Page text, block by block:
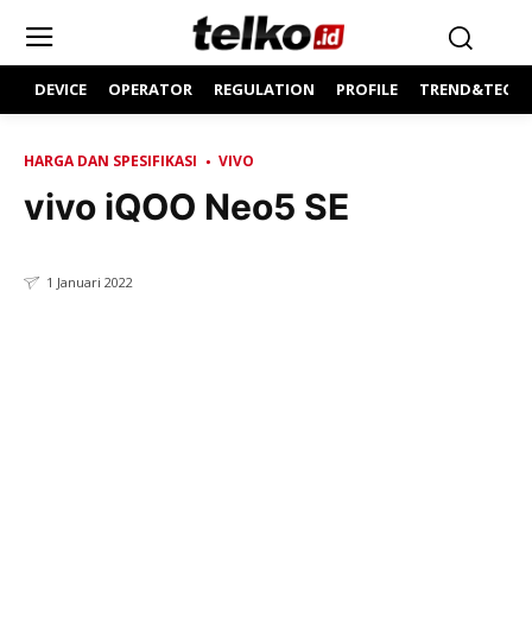
DEVICE OPERATOR REGULATION PROFILE
HARGA DAN SPESIFIKASI VIVO
vivo iQOO Neo5 SE
1 Januari 2022